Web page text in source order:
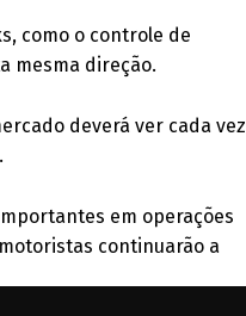
como o controle de
mesma direção.
deverá ver cada vez
em operações
continuarão a